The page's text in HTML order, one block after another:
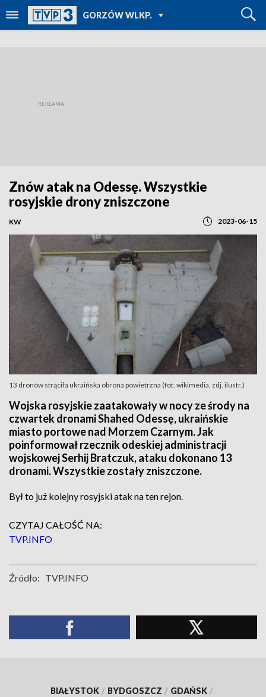
GORZÓW WLKP.
TVP REGIONY
Znów atak na Odessę. Wszystkie
rosyjskie drony zniszczone
KW 2023-06-15
13 dronów strąciła ukraińska obrona powietrzna (fot. wikimedia, zdj. ilustr.)
Wojska rosyjskie zaatakowały w nocy ze środy na
czwartek dronami Shahed Odessę, ukraińskie
miasto portowe nad Morzem Czarnym. Jak
poinformował rzecznik odeskiej administracji
wojskowej Serhij Bratczuk, ataku dokonano 13
dronami. Wszystkie zostały zniszczone.
Był to już kolejny rosyjski atak na ten rejon.
CZYTAJ CAŁOŚĆ NA:
TVP.INFO
Źródło: TVP.INFO
BIAŁYSTOK / BYDGOSZCZ / GDAŃSK /